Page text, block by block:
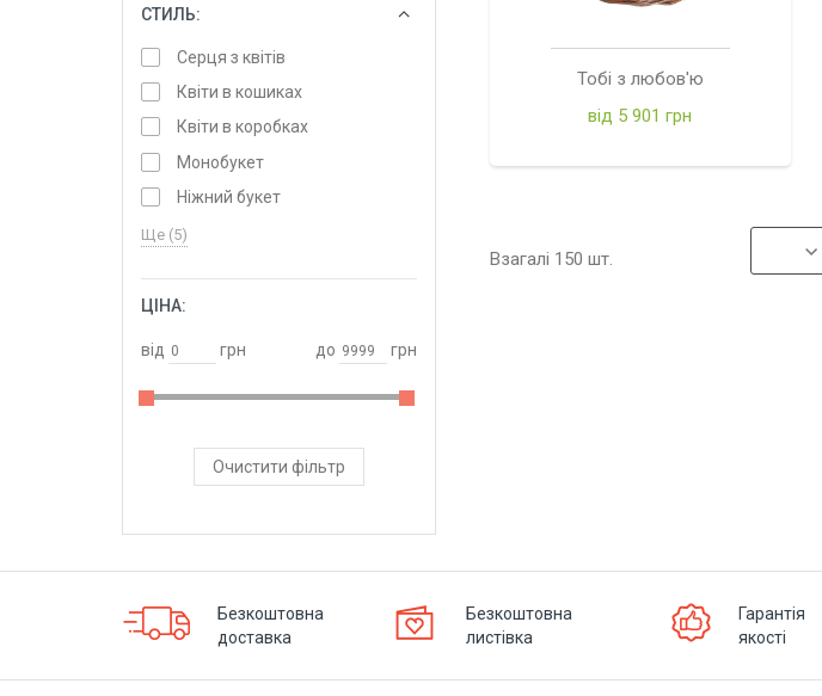
СТИЛЬ:
Серця з квітів
Квіти в кошиках
Квіти в коробках
Монобукет
Ніжний букет
Ще (5)
ЦІНА:
від грн до грн
Очистити фільтр
Тобі з любов'ю
від 5 901 грн
Взагалі 150 шт.
Безкоштовна
доставка
Безкоштовна
листівка
Гарантія
якості